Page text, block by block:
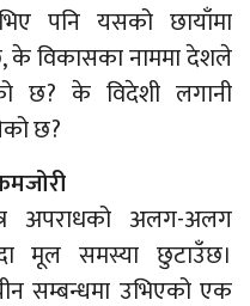
पनि यसको छायाँमा
के विकासका नाममा देशले
छ? के विदेशी लगानी
छ?
अपराधको अलग-अलग
मूल समस्या छुटाउँछ।
सम्बन्धमा उभिएको एक